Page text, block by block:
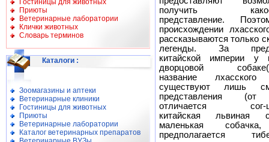
Гостиницы для животных
Приюты
Ветеринарные лаборатории
Клички животных
Словарь терминов
Каталоги :
Зоомагазины и аптеки
Ветеринарные клиники
Гостиницы для животных
Приюты
Ветеринарные лаборатории
Каталог ветеринарных препаратов
получить какое-
представление.
происхождении
рассказываются только
легенды. За
китайской империи у
дворцовой
название лхасского
существуют лишь
представления (от
отличается сог-
китайская львиная
маленькая
предполагается